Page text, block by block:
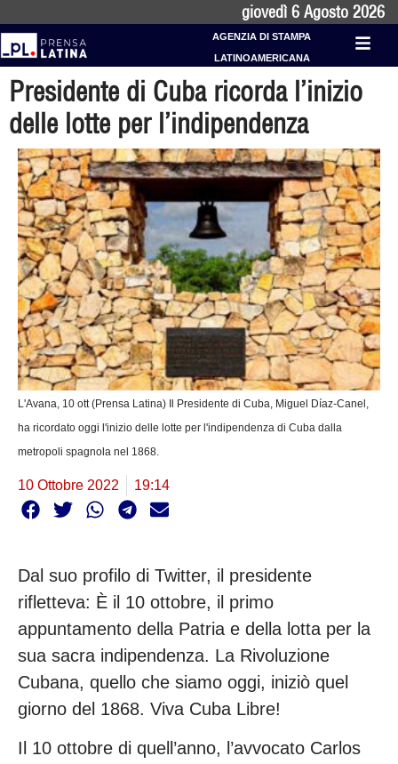
giovedì 6 Agosto 2026
AGENZIA DI STAMPA
LATINOAMERICANA
Presidente di Cuba ricorda l’inizio
delle lotte per l’indipendenza
L'Avana, 10 ott (Prensa Latina) Il Presidente di Cuba, Miguel Díaz-Canel,
ha ricordato oggi l'inizio delle lotte per l'indipendenza di Cuba dalla
metropoli spagnola nel 1868.
10 Ottobre 2022 19:14
Dal suo profilo di Twitter, il presidente
rifletteva: È il 10 ottobre, il primo
appuntamento della Patria e della lotta per la
sua sacra indipendenza. La Rivoluzione
Cubana, quello che siamo oggi, iniziò quel
giorno del 1868. Viva Cuba Libre!
Il 10 ottobre di quell’anno, l’avvocato Carlos